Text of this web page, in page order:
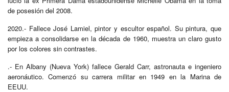
de posesión del 2008.
2020.- Fallece José Lamiel, pintor y escultor español. Su pintura, que
empieza a consolidarse en la década de 1960, muestra un claro gusto
por los colores sin contrastes.
.- En Albany (Nueva York) fallece Gerald Carr, astronauta e ingeniero
aeronáutico. Comenzó su carrera militar en 1949 en la Marina de
EEUU.